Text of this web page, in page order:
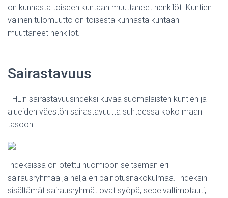
on kunnasta toiseen kuntaan muuttaneet henkilöt. Kuntien
välinen tulomuutto on toisesta kunnasta kuntaan
muuttaneet henkilöt.
Sairastavuus
THL:n sairastavuusindeksi kuvaa suomalaisten kuntien ja
alueiden väestön sairastavuutta suhteessa koko maan
tasoon.
Indeksissä on otettu huomioon seitsemän eri
sairausryhmää ja neljä eri painotusnäkökulmaa. Indeksin
sisältämät sairausryhmät ovat syöpä, sepelvaltimotauti,